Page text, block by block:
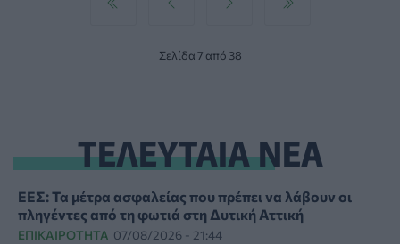
Σελίδα 7 από 38
ΤΕΛΕΥΤΑΙΑ ΝΕΑ
ΕΕΣ: Τα μέτρα ασφαλείας που πρέπει να λάβουν οι
πληγέντες από τη φωτιά στη Δυτική Αττική
ΕΠΙΚΑΙΡΌΤΗΤΑ 07/08/2026 - 21:44